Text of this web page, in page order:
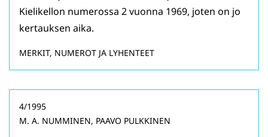
Kielikellon numerossa 2 vuonna 1969, joten on jo
kertauksen aika.
MERKIT, NUMEROT JA LYHENTEET
4/1995
M. A. NUMMINEN, PAAVO PULKKINEN